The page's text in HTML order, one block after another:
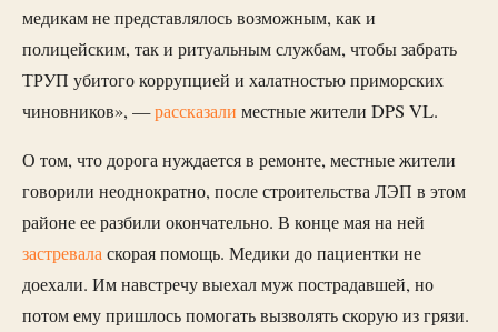
медикам не представлялось возможным, как и
полицейским, так и ритуальным службам, чтобы забрать
ТРУП убитого коррупцией и халатностью приморских
чиновников», —рассказали местные жители DPS VL.
О том, что дорога нуждается в ремонте, местные жители
говорили неоднократно, после строительства ЛЭП в этом
районе ее разбили окончательно. В конце мая на ней
застреваласкорая помощь. Медики до пациентки не
доехали. Им навстречу выехал муж пострадавшей, но
потом ему пришлось помогать вызволять скорую из грязи.